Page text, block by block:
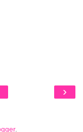
›
.